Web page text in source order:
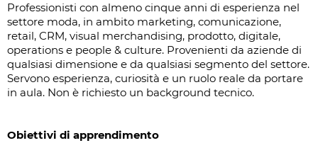
Professionisti con almeno cinque anni di esperienza nel
settore moda, in ambito marketing, comunicazione,
retail, CRM, visual merchandising, prodotto, digitale,
operations e people & culture. Provenienti da aziende di
qualsiasi dimensione e da qualsiasi segmento del settore.
Servono esperienza, curiosità e un ruolo reale da portare
in aula. Non è richiesto un background tecnico.
Obiettivi di apprendimento